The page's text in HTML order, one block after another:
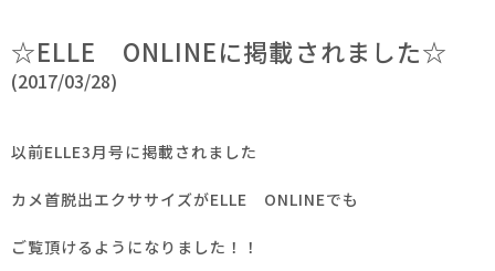
☆ELLE ONLINEに掲載されました☆
(2017/03/28)
以前ELLE3月号に掲載されました
カメ首脱出エクササイズがELLE ONLINEでも
ご覧頂けるようになりました！！